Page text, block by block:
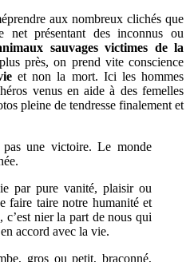
aux nombreux clichés que
présentant des inconnus ou
sauvages victimes de la
près, on prend vite conscience
et non la mort. Ici les hommes
venus en aide à des femelles
pleine de tendresse finalement et
une victoire. Le monde
par pure vanité, plaisir ou
faire taire notre humanité et
c’est nier la part de nous qui
accord avec la vie.
gros ou petit, braconné,